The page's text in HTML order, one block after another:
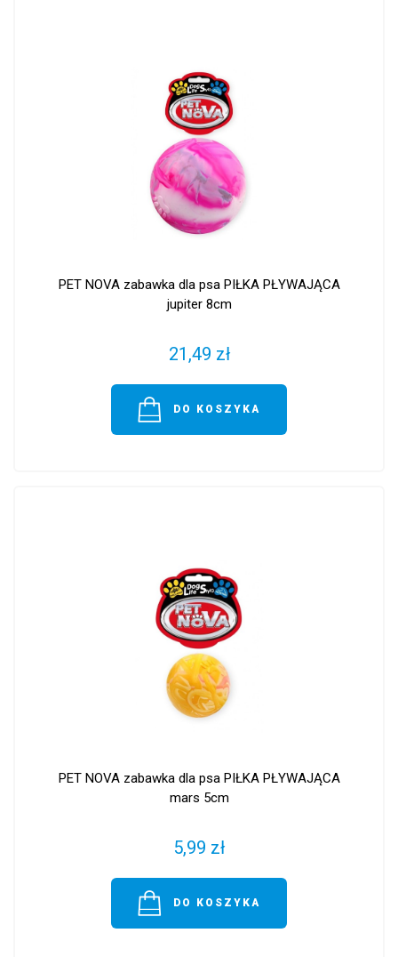
PET NOVA zabawka dla psa PIŁKA PŁYWAJĄCA
jupiter 8cm
21,49 zł
DO KOSZYKA
PET NOVA zabawka dla psa PIŁKA PŁYWAJĄCA
mars 5cm
5,99 zł
DO KOSZYKA